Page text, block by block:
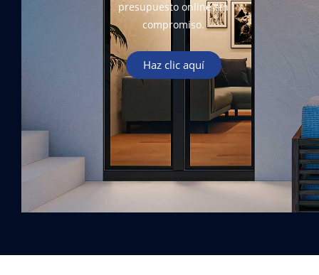
presupuesto online sin
compromiso.
Haz clic aquí